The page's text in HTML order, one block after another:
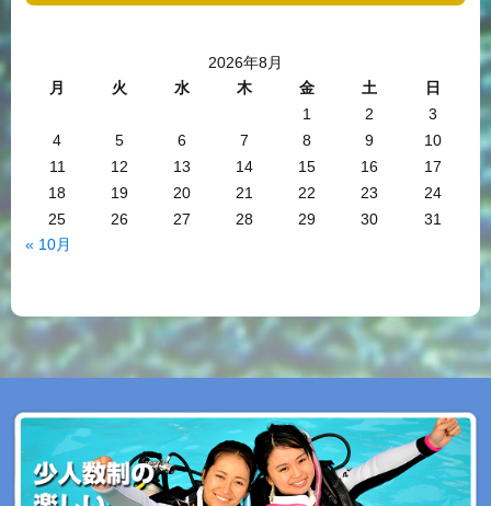
2026年8月
月
火 水 木 金 土
日
1
2
3
4
5 6 7 8 9
10
11
12 13 14 15 16
17
18
19 20 21 22 23
24
25
26 27 28 29 30
31
« 10月